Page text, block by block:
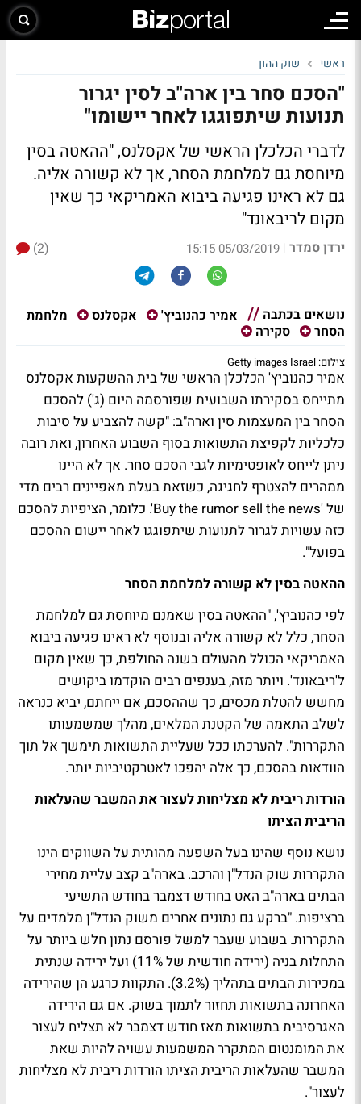
ראשי שוק ההון
"הסכם סחר בין ארה"ב לסין יגרור
תנועות שיתפוגגו לאחר יישומו"
לדברי הכלכלן הראשי של אקסלנס, "ההאטה בסין
מיוחסת גם למלחמת הסחר, אך לא קשורה אליה.
גם לא ראינו פגיעה ביבוא האמריקאי כך שאין
מקום לריבאונד"
ירדן סמדר |
05/03/2019 15:15
(2)
נושאים בכתבה אמיר כהנוביץ' אקסלנס
מלחמת
הסחר
סקירה
צילום: Getty images Israel
אמיר כהנוביץ' הכלכלן הראשי של בית ההשקעות אקסלנס
מתייחס בסקירתו השבועית שפורסמה היום (ג') להסכם
הסחר בין המעצמות סין וארה"ב: "קשה להצביע על סיבות
כלכליות לקפיצת התשואות בסוף השבוע האחרון, ואת רובה
ניתן לייחס לאופטימיות לגבי הסכם סחר. אך לא היינו
ממהרים להצטרף לחגיגה, כשזאת בעלת מאפיינים רבים מדי
של 'Buy the rumor sell the news'. כלומר, הציפיות להסכם
כזה עשויות לגרור לתנועות שיתפוגגו לאחר יישום ההסכם
בפועל".
ההאטה בסין לא קשורה למלחמת הסחר
לפי כהנוביץ', "ההאטה בסין שאמנם מיוחסת גם למלחמת
הסחר, כלל לא קשורה אליה ובנוסף לא ראינו פגיעה ביבוא
האמריקאי הכולל מהעולם בשנה החולפת, כך שאין מקום
ל'ריבאונד'. ויותר מזה, בענפים רבים הוקדמו ביקושים
מחשש להטלת מכסים, כך שההסכם, אם ייחתם, יביא כנראה
לשלב התאמה של הקטנת המלאים, מהלך שמשמעותו
התקררות". להערכתו ככל שעליית התשואות תימשך אל תוך
הוודאות בהסכם, כך אלה יהפכו לאטרקטיביות יותר.
הורדות ריבית לא מצליחות לעצור את המשבר שהעלאות
הריבית הציתו
נושא נוסף שהינו בעל השפעה מהותית על השווקים הינו
התקררות שוק הנדל"ן והרכב. בארה"ב קצב עליית מחירי
הבתים בארה"ב האט בחודש דצמבר בחודש התשיעי
ברציפות. "ברקע גם נתונים אחרים משוק הנדל"ן מלמדים על
התקררות. בשבוע שעבר למשל פורסם נתון חלש ביותר על
התחלות בניה (ירידה חודשית של 11%) ועל ירידה שנתית
במכירות הבתים בתהליך (3.2%). התקוות כרגע הן שהירידה
האחרונה בתשואות תחזור לתמוך בשוק. אם גם הירידה
האגרסיבית בתשואות מאז חודש דצמבר לא תצליח לעצור
את המומנטום המתקרר המשמעות עשויה להיות שאת
המשבר שהעלאות הריבית הציתו הורדות ריבית לא מצליחות
לעצור".